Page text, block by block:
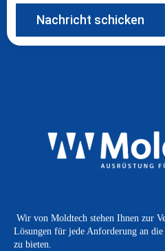
Nachricht schicken
Wir von Moldtech stehen Ihnen zur
Lösungen für jede Anforderung an
zu bieten.